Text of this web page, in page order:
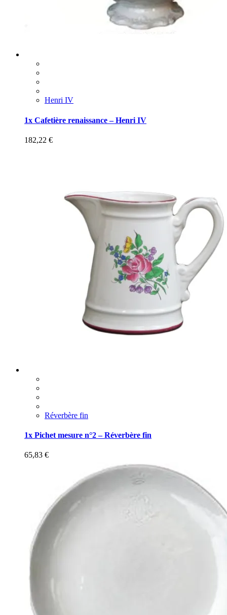
Henri IV
1x Cafetière renaissance – Henri IV
182,22 €
Réverbère fin
1x Pichet mesure n°2 – Réverbère fin
65,83 €